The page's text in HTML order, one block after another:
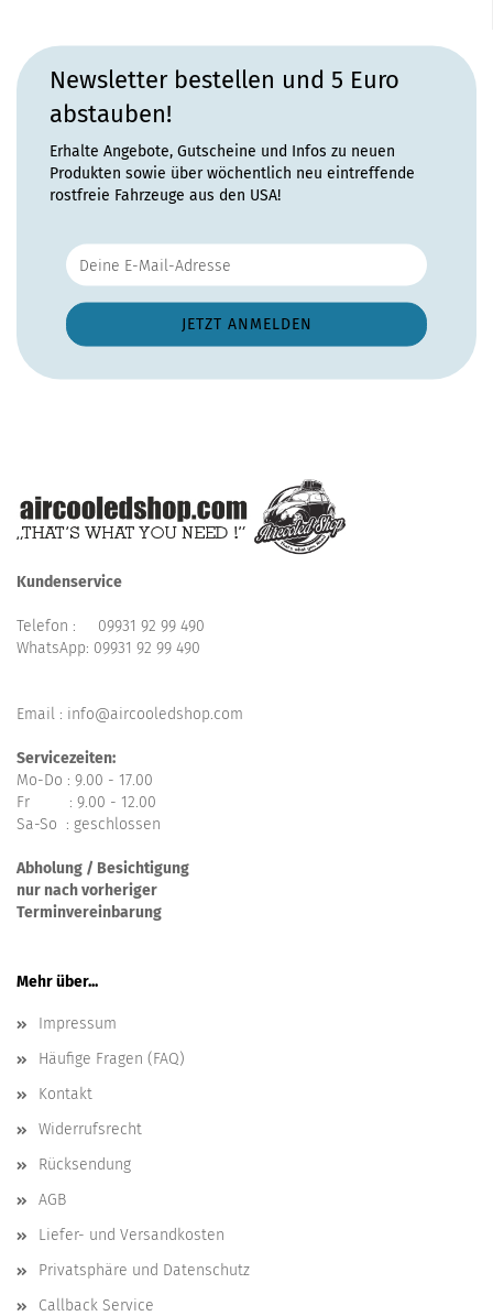
Newsletter bestellen und 5 Euro
abstauben!
Erhalte Angebote, Gutscheine und Infos zu neuen
Produkten sowie über wöchentlich neu eintreffende
rostfreie Fahrzeuge aus den USA!
Kundenservice
Telefon : 09931 92 99 490
WhatsApp: 09931 92 99 490
Email : info@aircooledshop.com
Servicezeiten:
Mo-Do : 9.00 - 17.00
Fr : 9.00 - 12.00
Sa-So : geschlossen
Abholung / Besichtigung
nur nach vorheriger
Terminvereinbarung
Mehr über...
Impressum
Häufige Fragen (FAQ)
Kontakt
Widerrufsrecht
Rücksendung
AGB
Liefer- und Versandkosten
Privatsphäre und Datenschutz
Callback Service